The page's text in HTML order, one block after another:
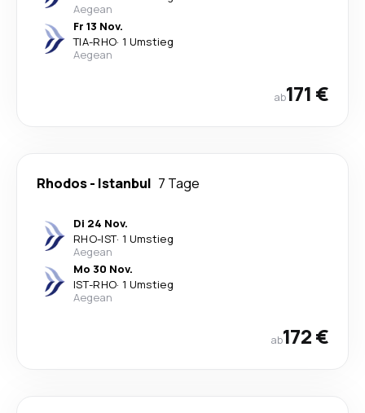
Aegean
Fr 13 Nov.
TIA-RHO· 1 Umstieg
Aegean
ab171 €
Rhodos- Istanbul 7 Tage
Di 24 Nov.
RHO-IST· 1 Umstieg
Aegean
Mo 30 Nov.
IST-RHO· 1 Umstieg
Aegean
ab172 €